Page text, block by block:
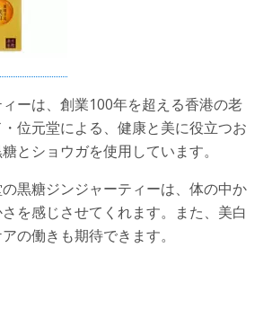
ーは、創業100年を超える香港の老
位元堂による、健康と美に役立つお
とショウガを使用しています。
黒糖ジンジャーティーは、体の中か
を感じさせてくれます。また、美白
の働きも期待できます。